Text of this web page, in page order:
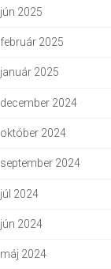
jún 2025
február 2025
január 2025
december 2024
október 2024
september 2024
júl 2024
jún 2024
máj 2024